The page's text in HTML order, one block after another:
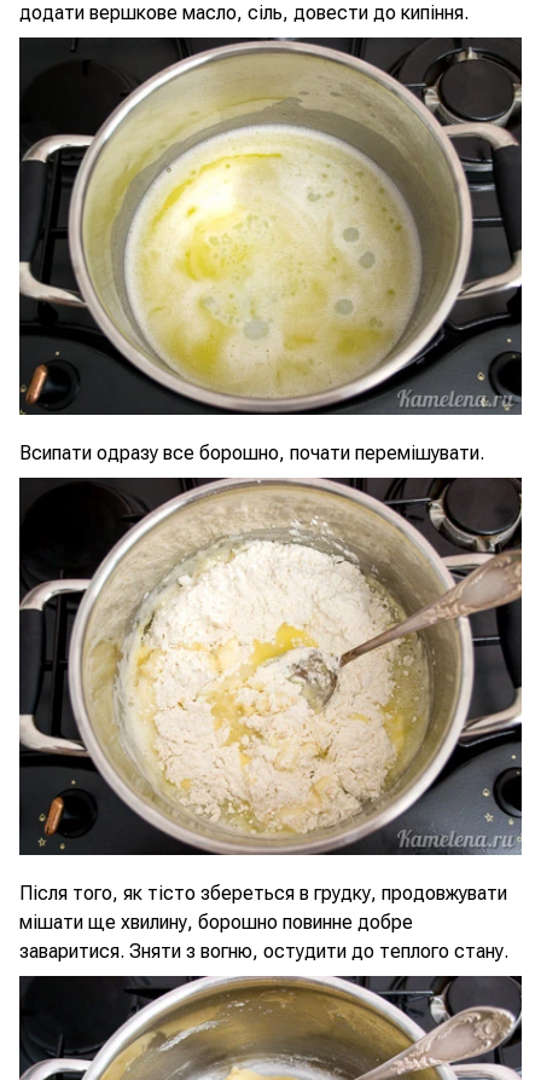
додати вершкове масло, сіль, довести до кипіння.
Всипати одразу все борошно, почати перемішувати.
Після того, як тісто збереться в грудку, продовжувати
мішати ще хвилину, борошно повинне добре
заваритися. Зняти з вогню, остудити до теплого стану.